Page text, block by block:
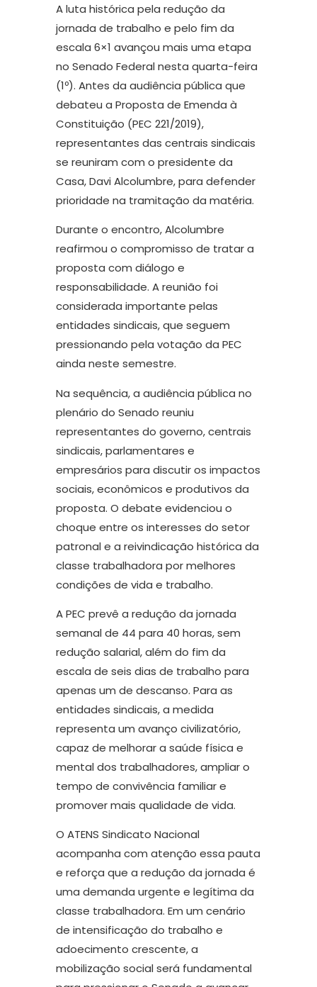
A luta histórica pela redução da
jornada de trabalho e pelo fim da
escala 6×1 avançou mais uma etapa
no Senado Federal nesta quarta-feira
(1º). Antes da audiência pública que
debateu a Proposta de Emenda à
Constituição (PEC 221/2019),
representantes das centrais sindicais
se reuniram com o presidente da
Casa, Davi Alcolumbre, para defender
prioridade na tramitação da matéria.
Durante o encontro, Alcolumbre
reafirmou o compromisso de tratar a
proposta com diálogo e
responsabilidade. A reunião foi
considerada importante pelas
entidades sindicais, que seguem
pressionando pela votação da PEC
ainda neste semestre.
Na sequência, a audiência pública no
plenário do Senado reuniu
representantes do governo, centrais
sindicais, parlamentares e
empresários para discutir os impactos
sociais, econômicos e produtivos da
proposta. O debate evidenciou o
choque entre os interesses do setor
patronal e a reivindicação histórica da
classe trabalhadora por melhores
condições de vida e trabalho.
A PEC prevê a redução da jornada
semanal de 44 para 40 horas, sem
redução salarial, além do fim da
escala de seis dias de trabalho para
apenas um de descanso. Para as
entidades sindicais, a medida
representa um avanço civilizatório,
capaz de melhorar a saúde física e
mental dos trabalhadores, ampliar o
tempo de convivência familiar e
promover mais qualidade de vida.
O ATENS Sindicato Nacional
acompanha com atenção essa pauta
e reforça que a redução da jornada é
uma demanda urgente e legítima da
classe trabalhadora. Em um cenário
de intensificação do trabalho e
adoecimento crescente, a
mobilização social será fundamental